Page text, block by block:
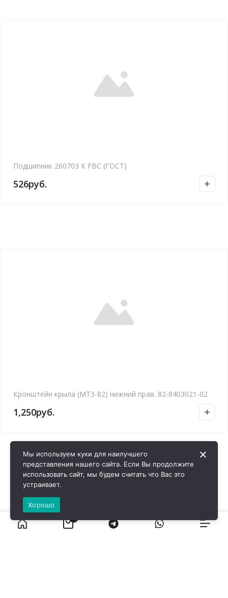
Подшипник 260703 К FBC (ГОСТ)
526руб.
Кронштейн крыла (МТЗ-82) нижний прав. 82-8403021-02
1,250руб.
Мы используем куки для наилучшего
представления нашего сайта. Если Вы продолжите
использовать сайт, мы будем считать что Вас это
устраивает.
Хорошо